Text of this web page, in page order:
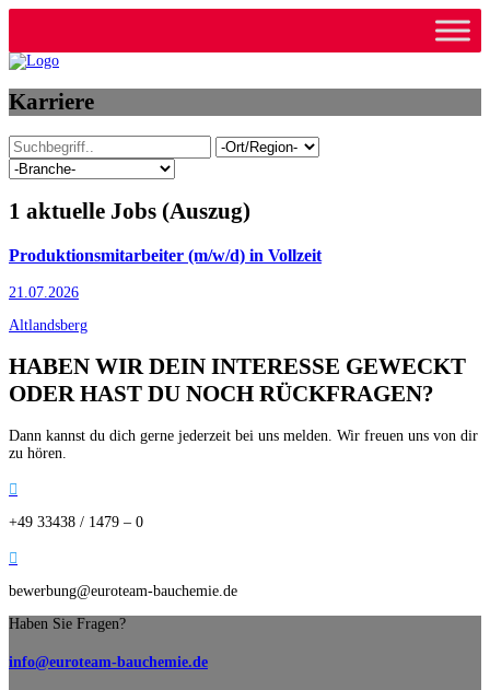
Karriere
1 aktuelle Jobs (Auszug)
Produktionsmitarbeiter (m/w/d) in Vollzeit
21.07.2026
Altlandsberg
HABEN WIR DEIN INTERESSE GEWECKT
ODER HAST DU NOCH RÜCKFRAGEN?
Dann kannst du dich gerne jederzeit bei uns melden. Wir freuen uns von dir
zu hören.

+49 33438 / 1479 – 0

bewerbung@euroteam-bauchemie.de
Haben Sie Fragen?
info@euroteam-bauchemie.de